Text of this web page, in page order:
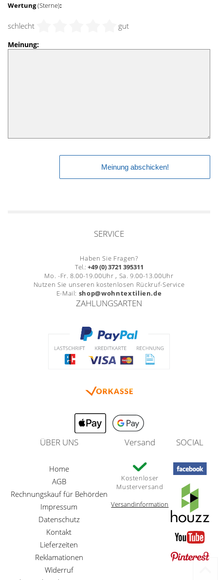
Wertung(Sterne):
schlecht gut
Meinung:
SERVICE
Haben Sie Fragen?
Tel.: +49 (0) 3721 395311
Mo. -Fr. 8.00-19.00Uhr , Sa. 9.00-13.00Uhr
Nutzen Sie unseren kostenlosen Rückruf-Service
E-Mail: shop@wohntextilien.de
ZAHLUNGSARTEN
ÜBER UNS
Home
AGB
Rechnungskauf für Behörden
Impressum
Datenschutz
Kontakt
Lieferzeiten
Reklamationen
Widerruf
Versand
Kostenloser
Musterversand
Versandinformation
SOCIAL